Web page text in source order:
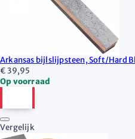
Arkansas bijlslijpsteen, Soft/Hard
€ 39,95
Op voorraad
Vergelijk